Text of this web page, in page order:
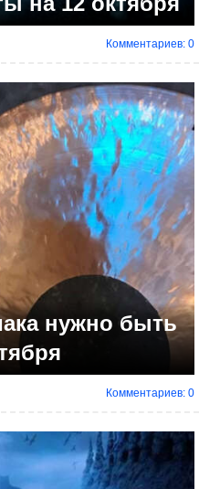
Комментариев: 0
нужно быть
Комментариев: 0